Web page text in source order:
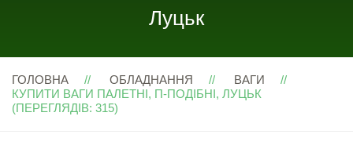
Луцьк
ГОЛОВНА ОБЛАДНАННЯ
ВАГИ
КУПИТИ ВАГИ ПАЛЕТНІ, П-ПОДІБНІ, ЛУЦЬК
(ПЕРЕГЛЯДІВ: 315)